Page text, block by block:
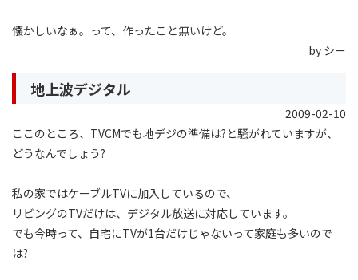
懐かしいなぁ。って、作ったこと無いけど。
by シー
地上波デジタル
2009-02-10
ここのところ、TVCMでも地デジの準備は?と騒がれていますが、
どうなんでしょう?
私の家ではケーブルTVに加入しているので、
リビングのTVだけは、デジタル放送に対応しています。
でも今時って、自宅にTVが1台だけじゃないって家庭も多いので
は?